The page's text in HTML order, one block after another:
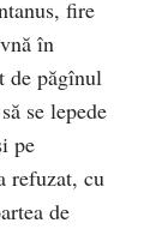
fire
în
de păgînul
se lepede
pe
refuzat, cu
de